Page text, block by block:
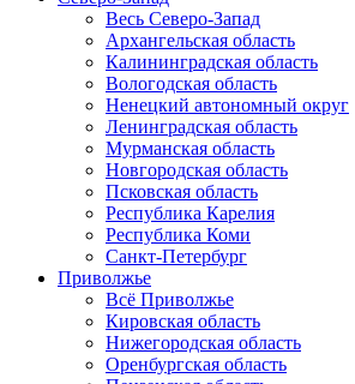
Весь Северо-Запад
Архангельская область
Калининградская область
Вологодская область
Ненецкий автономный округ
Ленинградская область
Мурманская область
Новгородская область
Псковская область
Республика Карелия
Республика Коми
Санкт-Петербург
Приволжье
Всё Приволжье
Кировская область
Нижегородская область
Оренбургская область